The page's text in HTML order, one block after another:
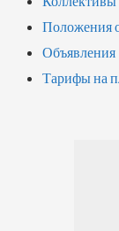
Положения
Объявления
Тарифы на